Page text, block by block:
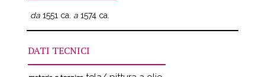
da1551 ca. a1574 ca.
DATI TECNICI